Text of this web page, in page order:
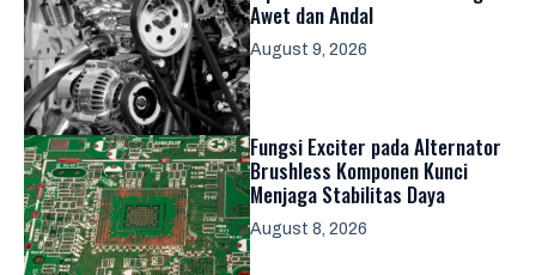
Awet dan Andal
August 9, 2026
Fungsi Exciter pada Alternator
Brushless Komponen Kunci
Menjaga Stabilitas Daya
August 8, 2026